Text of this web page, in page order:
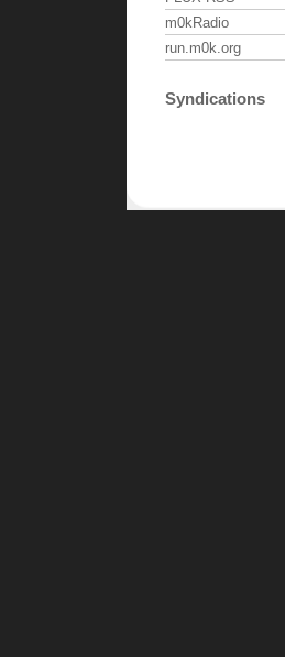
m0kRadio
run.m0k.org
Syndications